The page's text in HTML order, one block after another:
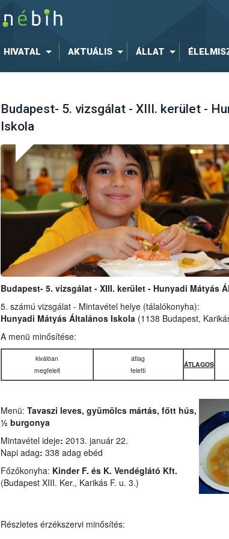
HIVATAL AKTUÁLIS ÁLLAT
Budapest- 5. vizsgálat - XIII. kerület -
Iskola
Budapest- 5. vizsgálat - XIII. kerület - Hunyadi Mátyás
5. számú vizsgálat - Mintavétel helye (tálalókonyha):
Hunyadi Mátyás Általános Iskola (1138 Budapest,
A menü minősítése:
kiválóan
megfelelt
átlag
feletti
ÁTLAGOS
Menü: Tavaszi leves, gyümölcs mártás, főtt hús,
½ burgonya
Mintavétel ideje: 2013. január 22.
Napi adag: 338 adag ebéd
Főzőkonyha: Kinder F. és K. Vendéglátó Kft.
(Budapest XIII. Ker., Karikás F. u. 3.)
Részletes érzékszervi minősítés: